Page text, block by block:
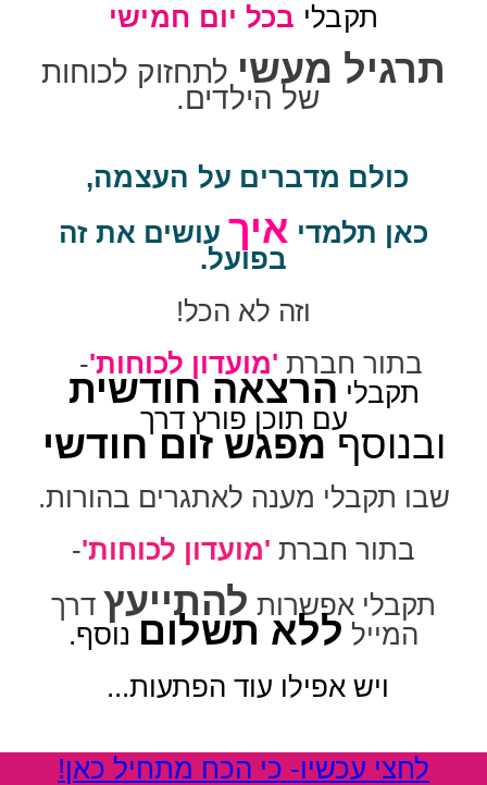
תקבלי בכל יום חמישי
תרגיל מעשי לתחזוק לכוחות
של הילדים.
כולם מדברים על העצמה,
כאן תלמדי איך עושים את זה
בפועל.
וזה לא הכל!
בתור חברת 'מועדון לכוחות'-
תקבלי הרצאה חודשית
עם תוכן פורץ דרך
ובנוסףמפגש זום חודשי
שבו תקבלי מענה לאתגרים בהורות.
בתור חברת 'מועדון לכוחות'-
תקבלי אפשרות להתייעץ דרך
המייל ללא תשלום נוסף.
ויש אפילו עוד הפתעות...
לחצי עכשיו- כי הכח מתחיל כאן!